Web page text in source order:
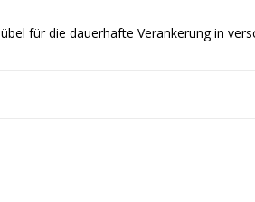
für die dauerhafte Verankerung in